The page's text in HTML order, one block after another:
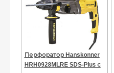
Перфоратор Hanskonner
HRH0928MLRE SDS-Plus с